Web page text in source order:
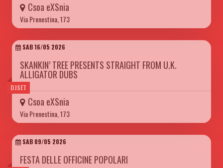
Csoa eXSnia
Via Prenestina, 173
DJSET
SAB 16/05 2026
SKANKIN’ TREE PRESENTS STRAIGHT FROM U.K.
ALLIGATOR DUBS
Csoa eXSnia
Via Prenestina, 173
SAB 09/05 2026
FESTA DELLE OFFICINE POPOLARI